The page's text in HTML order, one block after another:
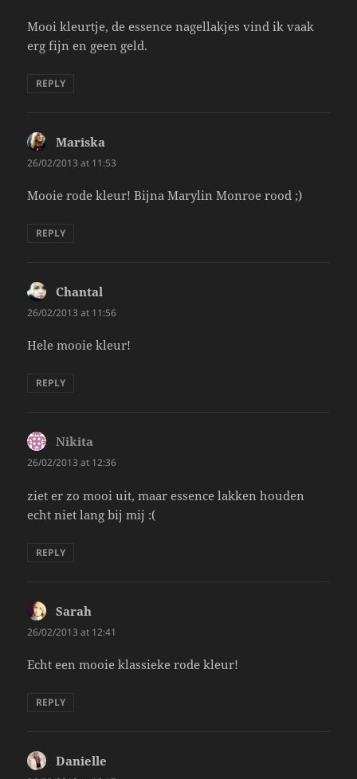
Mooi kleurtje, de essence nagellakjes vind ik vaak
erg fijn en geen geld.
REPLY
Mariska
26/02/2013 at 11:53
Mooie rode kleur! Bijna Marylin Monroe rood ;)
REPLY
Chantal
26/02/2013 at 11:56
Hele mooie kleur!
REPLY
Nikita
26/02/2013 at 12:36
ziet er zo mooi uit, maar essence lakken houden
echt niet lang bij mij :(
REPLY
Sarah
26/02/2013 at 12:41
Echt een mooie klassieke rode kleur!
REPLY
Danielle